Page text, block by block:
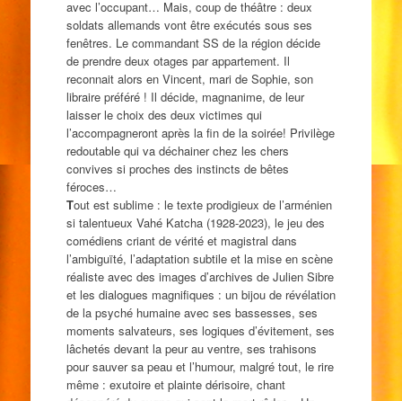
avec l’occupant… Mais, coup de théâtre : deux
soldats allemands vont être exécutés sous ses
fenêtres. Le commandant SS de la région décide
de prendre deux otages par appartement. Il
reconnait alors en Vincent, mari de Sophie, son
libraire préféré ! Il décide, magnanime, de leur
laisser le choix des deux victimes qui
l’accompagneront après la fin de la soirée! Privilège
redoutable qui va déchainer chez les chers
convives si proches des instincts de bêtes
féroces…
Tout est sublime : le texte prodigieux de l’arménien
si talentueux Vahé Katcha (1928-2023), le jeu des
comédiens criant de vérité et magistral dans
l’ambiguïté, l’adaptation subtile et la mise en scène
réaliste avec des images d’archives de Julien Sibre
et les dialogues magnifiques : un bijou de révélation
de la psyché humaine avec ses bassesses, ses
moments salvateurs, ses logiques d’évitement, ses
lâchetés devant la peur au ventre, ses trahisons
pour sauver sa peau et l’humour, malgré tout, le rire
même : exutoire et plainte dérisoire, chant